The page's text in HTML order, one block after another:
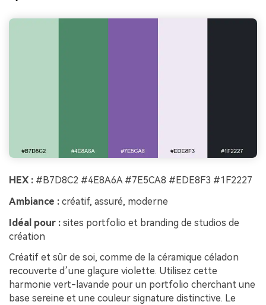
HEX : #B7D8C2 #4E8A6A #7E5CA8 #EDE8F3 #1F2227
Ambiance : créatif, assuré, moderne
Idéal pour : sites portfolio et branding de studios de
création
Créatif et sûr de soi, comme de la céramique céladon
recouverte d’une glaçure violette. Utilisez cette
harmonie vert-lavande pour un portfolio cherchant une
base sereine et une couleur signature distinctive. Le